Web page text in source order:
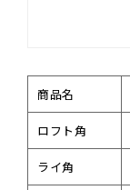
商品名
ロフト角
ライ角